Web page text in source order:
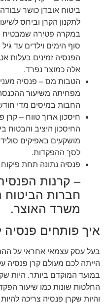
ביטוח אובדן כושר
לתקנון הקרן וביחס
במקרה פטירה שמבטיח
הפנסיה זמינים בעלות
אלה כמוצר נפרד.
הטבות מס – פנסיה
מפחיתה משיעור
החבות במיסים מדי
חיסכון ארוך טווח –
החיסכון היציב והבטוח
מושקעים באפיקים
לסך ההפקדות.
פנסיה נתונה תחת
– קרנות
חברות הביטוח
משרד האוצר.
איך פותחים
בעל עסק עצמאי אחראי על
הייתה לכם מעולם קרן פנסיה
במועד המוקדם ביותר. היות
החלטות שונות כמו שיעור
והיות שקרן פנסיה צריכה